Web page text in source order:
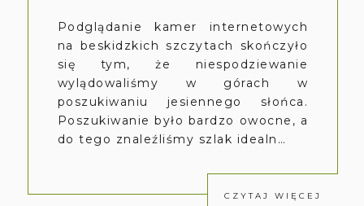
Podglądanie kamer internetowych
na beskidzkich szczytach skończyło
się tym, że niespodziewanie
wylądowaliśmy w górach w
poszukiwaniu jesiennego słońca.
Poszukiwanie było bardzo owocne, a
do tego znaleźliśmy szlak idealn…
CZYTAJ WIĘCEJ